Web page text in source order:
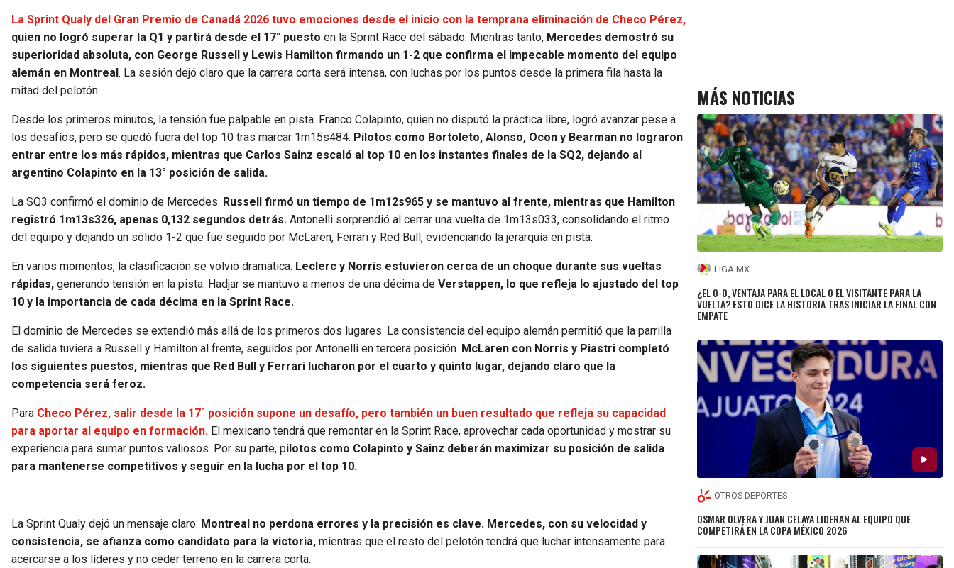
La Sprint Qualy del Gran Premio de Canadá 2026 tuvo emociones desde el inicio con la temprana eliminación de Checo Pérez,
quien no logró superar la Q1 y partirá desde el 17° puesto en la Sprint Race del sábado. Mientras tanto, Mercedes demostró su
superioridad absoluta, con George Russell y Lewis Hamilton firmando un 1-2 que confirma el impecable momento del equipo
alemán en Montreal. La sesión dejó claro que la carrera corta será intensa, con luchas por los puntos desde la primera fila hasta la
mitad del pelotón.
Desde los primeros minutos, la tensión fue palpable en pista. Franco Colapinto, quien no disputó la práctica libre, logró avanzar pese a
los desafíos, pero se quedó fuera del top 10 tras marcar 1m15s484. Pilotos como Bortoleto, Alonso, Ocon y Bearman no lograron
entrar entre los más rápidos, mientras que Carlos Sainz escaló al top 10 en los instantes finales de la SQ2, dejando al
argentino Colapinto en la 13° posición de salida.
La SQ3 confirmó el dominio de Mercedes. Russell firmó un tiempo de 1m12s965 y se mantuvo al frente, mientras que Hamilton
registró 1m13s326, apenas 0,132 segundos detrás. Antonelli sorprendió al cerrar una vuelta de 1m13s033, consolidando el ritmo
del equipo y dejando un sólido 1-2 que fue seguido por McLaren, Ferrari y Red Bull, evidenciando la jerarquía en pista.
En varios momentos, la clasificación se volvió dramática. Leclerc y Norris estuvieron cerca de un choque durante sus vueltas
rápidas, generando tensión en la pista. Hadjar se mantuvo a menos de una décima de Verstappen, lo que refleja lo ajustado del top
10 y la importancia de cada décima en la Sprint Race.
El dominio de Mercedes se extendió más allá de los primeros dos lugares. La consistencia del equipo alemán permitió que la parrilla
de salida tuviera a Russell y Hamilton al frente, seguidos por Antonelli en tercera posición. McLaren con Norris y Piastri completó
los siguientes puestos, mientras que Red Bull y Ferrari lucharon por el cuarto y quinto lugar, dejando claro que la
competencia será feroz.
Para Checo Pérez, salir desde la 17° posición supone un desafío, pero también un buen resultado que refleja su capacidad
para aportar al equipo en formación. El mexicano tendrá que remontar en la Sprint Race, aprovechar cada oportunidad y mostrar su
experiencia para sumar puntos valiosos. Por su parte, pilotos como Colapinto y Sainz deberán maximizar su posición de salida
para mantenerse competitivos y seguir en la lucha por el top 10.
La Sprint Qualy dejó un mensaje claro: Montreal no perdona errores y la precisión es clave. Mercedes, con su velocidad y
consistencia, se afianza como candidato para la victoria, mientras que el resto del pelotón tendrá que luchar intensamente para
acercarse a los líderes y no ceder terreno en la carrera corta.
MÁS NOTICIAS
LIGA MX
¿EL 0-0, VENTAJA PARA EL LOCAL O EL VISITANTE PARA LA
VUELTA? ESTO DICE LA HISTORIA TRAS INICIAR LA FINAL CON
EMPATE
OTROS DEPORTES
OSMAR OLVERA Y JUAN CELAYA LIDERAN AL EQUIPO QUE
COMPETIRÁ EN LA COPA MÉXICO 2026